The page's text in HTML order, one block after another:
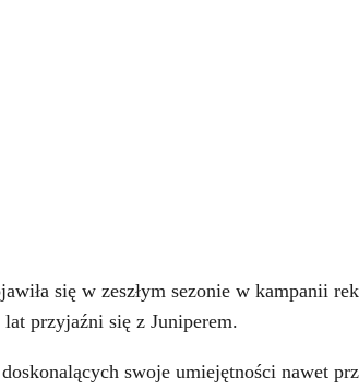
się w zeszłym sezonie w kampanii
przyjaźni się z Juniperem.
swoje umiejętności nawet